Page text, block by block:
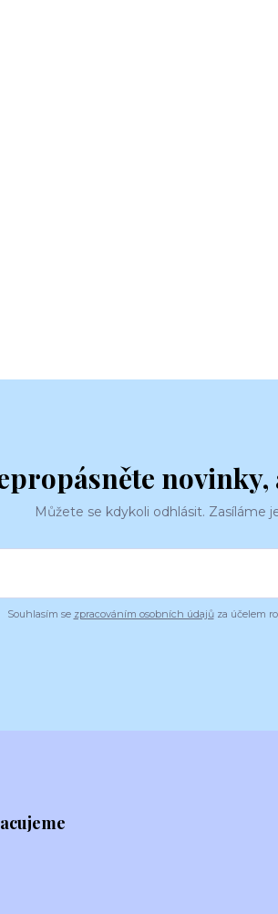
novinky,
Můžete se kdykoli odhlásit. Zasíláme
Souhlasím se zpracováním osobních údajůza účelem